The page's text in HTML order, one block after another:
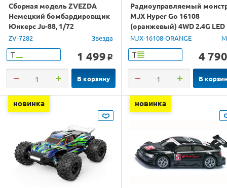
Сборная модель ZVEZDA
Немецкий бомбардировщик
Юнкерс Ju-88, 1/72
ZV-7282 Звезда
Т 1 499 o
В корзину
Радиоуправляемый
MJX Hyper Go 16108
(оранжевый) 4WD 2.4G LED
1/16 RTR
MJX-16108-ORANGE
Т 4 790
В
новинка новинка